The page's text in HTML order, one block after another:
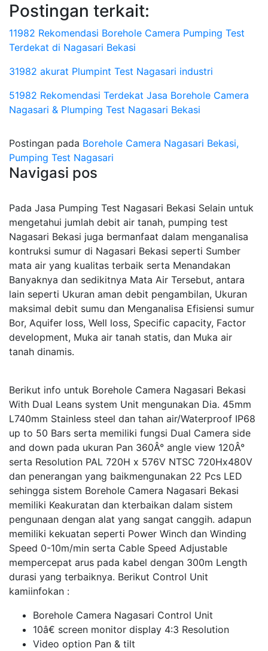
Postingan terkait:
11982 Rekomendasi Borehole Camera Pumping Test
Terdekat di Nagasari Bekasi
31982 akurat Plumpint Test Nagasari industri
51982 Rekomendasi Terdekat Jasa Borehole Camera
Nagasari & Plumping Test Nagasari Bekasi
Postingan pada Borehole Camera Nagasari Bekasi,
Pumping Test Nagasari
Navigasi pos
Pada Jasa Pumping Test Nagasari Bekasi Selain untuk
mengetahui jumlah debit air tanah, pumping test
Nagasari Bekasi juga bermanfaat dalam menganalisa
kontruksi sumur di Nagasari Bekasi seperti Sumber
mata air yang kualitas terbaik serta Menandakan
Banyaknya dan sedikitnya Mata Air Tersebut, antara
lain seperti Ukuran aman debit pengambilan, Ukuran
maksimal debit sumu dan Menganalisa Efisiensi sumur
Bor, Aquifer loss, Well loss, Specific capacity, Factor
development, Muka air tanah statis, dan Muka air
tanah dinamis.
Berikut info untuk Borehole Camera Nagasari Bekasi
With Dual Leans system Unit mengunakan Dia. 45mm
L740mm Stainless steel dan tahan air/Waterproof IP68
up to 50 Bars serta memiliki fungsi Dual Camera side
and down pada ukuran Pan 360Â° angle view 120Â°
serta Resolution PAL 720H x 576V NTSC 720Hx480V
dan penerangan yang baikmengunakan 22 Pcs LED
sehingga sistem Borehole Camera Nagasari Bekasi
memiliki Keakuratan dan kterbaikan dalam sistem
pengunaan dengan alat yang sangat canggih. adapun
memiliki kekuatan seperti Power Winch dan Winding
Speed 0-10m/min serta Cable Speed Adjustable
mempercepat arus pada kabel dengan 300m Length
durasi yang terbaiknya. Berikut Control Unit
kamiinfokan :
Borehole Camera Nagasari Control Unit
10â€ screen monitor display 4:3 Resolution
Video option Pan & tilt